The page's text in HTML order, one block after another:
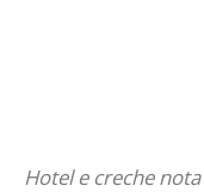
Hotel e creche